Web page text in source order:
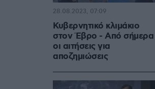
Κυβερνητικό κλιμάκιο
στον Έβρο - Από σήμερα
οι αιτήσεις για
αποζημιώσεις
28.08.2023, 07:09